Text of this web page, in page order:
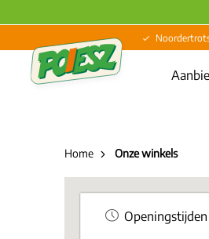
Home Onze winkels
Openingstijden